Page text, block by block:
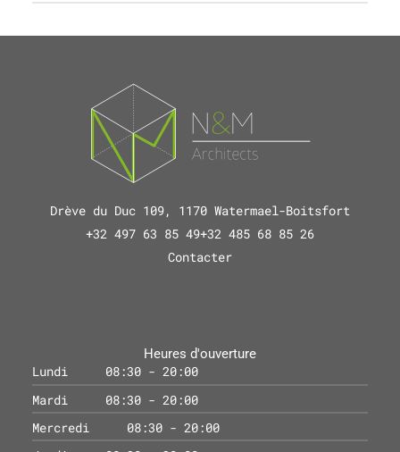
Drève du Duc 109, 1170 Watermael-Boitsfort
+32 497 63 85 49+32 485 68 85 26
Contacter
Heures d'ouverture
Lundi
08:30 - 20:00
Mardi
08:30 - 20:00
Mercredi
08:30 - 20:00